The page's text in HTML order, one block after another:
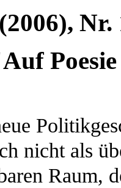
Nr.
nicht als
Raum,